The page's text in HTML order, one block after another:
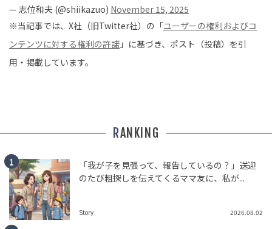
— 志位和夫 (@shiikazuo) November 15, 2025
※当記事では、X社（旧Twitter社）の「ユーザーの権利およびコ
ンテンツに対する権利の許諾 」に基づき、ポスト（投稿）を引
用・掲載しています。
RANKING
「我が子を見張って、報告しているの？」送迎
のたび粗探しを伝えてくるママ友に、私が...
Story 2026.08.02